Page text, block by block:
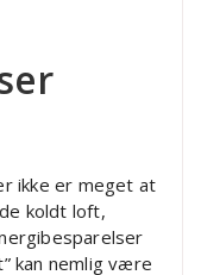
ikke er meget at
koldt loft,
kan nemlig være